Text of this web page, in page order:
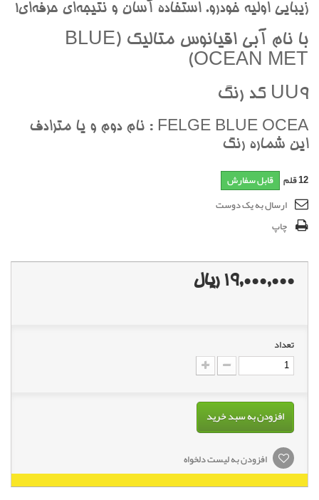
زيبايي اوليه خودرو. استفاده آسان و نتيجه‌اي حرفه‌اي!
با نام آبي اقيانوس متاليک (BLUE
OCEAN MET)
UU9 کد رنگ
FELGE BLUE OCEA : نام دوم و يا مترادف
اين شماره رنگ
12قلم قابل سفارش
ارسال به یک دوست
چاپ
19,000,000 ریال
تعداد
افزودن به سبد خرید
افزودن به لیست دلخواه